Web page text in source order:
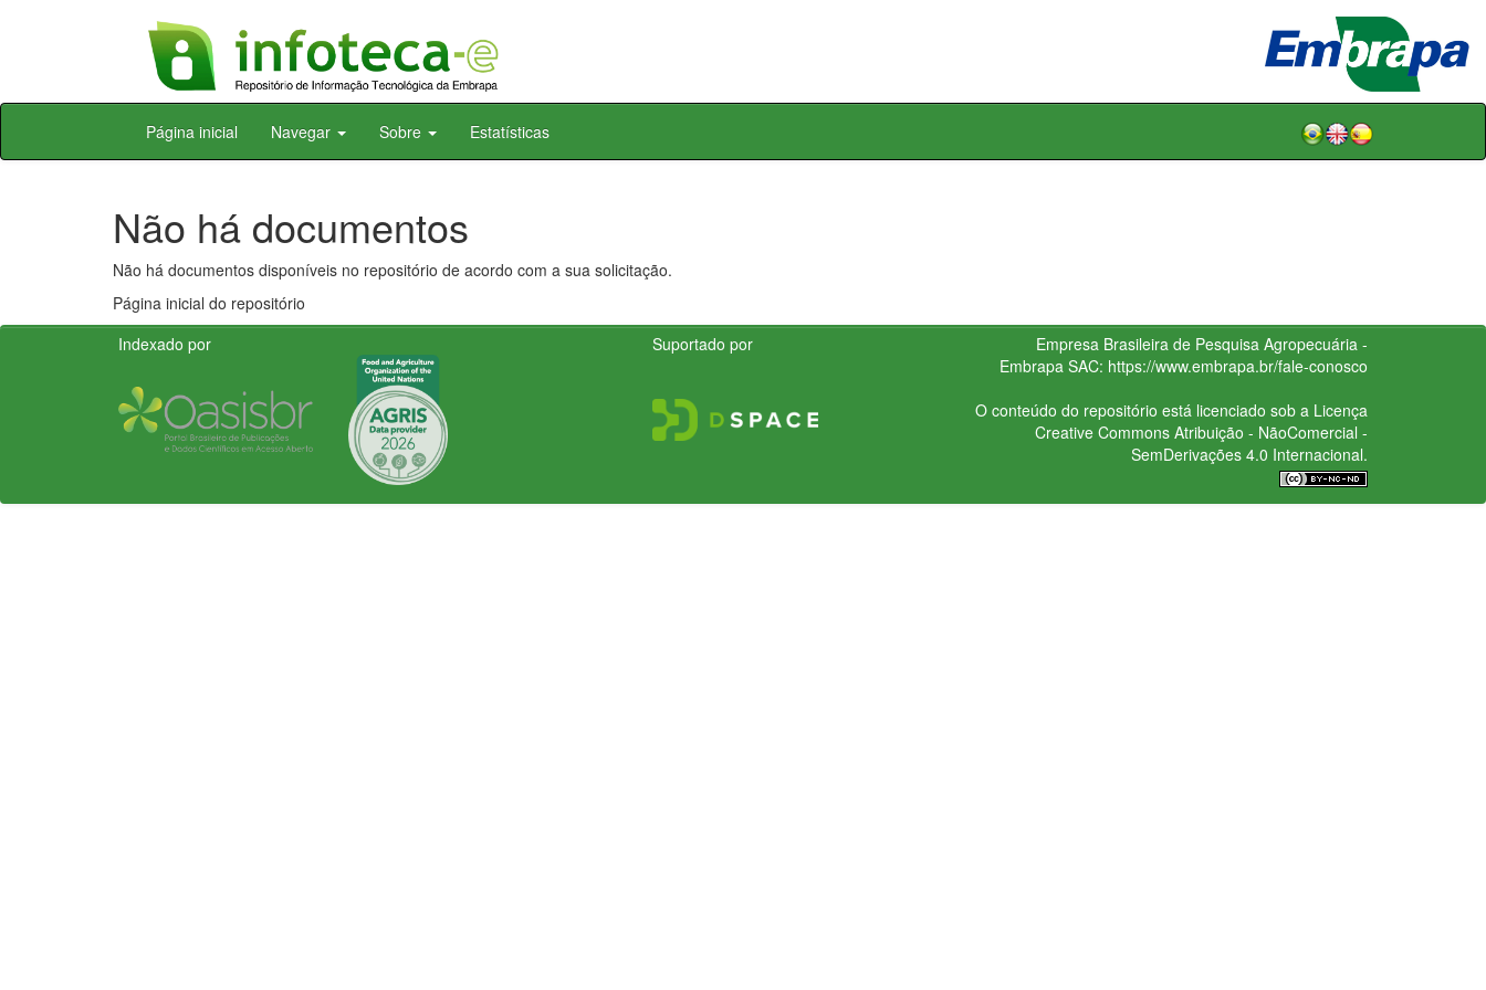
Skip
Página inicial Navegar Sobre Estatísticas
Não há documentos
Não há documentos disponíveis no repositório de acordo com a sua solicitação.
Página inicial do repositório
Indexado por
Suportado por
Empresa Brasileira de Pesquisa Agropecuária -
Embrapa SAC: https://www.embrapa.br/fale-conosco
O conteúdo do repositório está licenciado sob a Licença
Creative CommonsAtribuição - NãoComercial -
SemDerivações 4.0 Internacional.